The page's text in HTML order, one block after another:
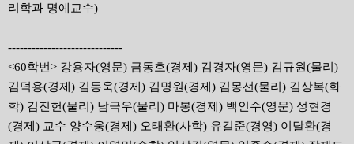
리학과 명예교수)
-----------------------------
<60학번> 강용자(영문) 금동호(경제) 김경자(영문) 김규원(물리)
김덕용(경제) 김동욱(경제) 김명원(경제) 김몽선(물리) 김상복(화
학) 김진헌(물리) 남극우(물리) 마봉(경제) 백인수(영문) 성현경
(경제) 교수 양수웅(경제) 오태환(사학) 유길준(경영) 이달환(경